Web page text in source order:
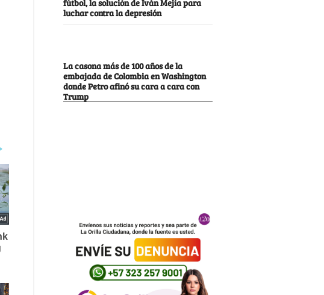
fútbol, la solución de Iván Mejía para
luchar contra la depresión
La casona más de 100 años de la
embajada de Colombia en Washington
donde Petro afinó su cara a cara con
Trump